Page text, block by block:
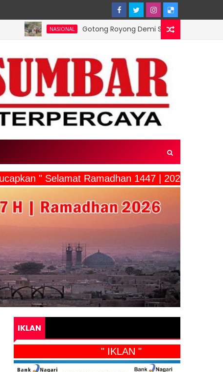
Gotong Royong Demi Setetes Kehidupan, Satgas Yonif
" Selamat Ramadhan 1447 | 2026"
IKLAN
" IKLAN "